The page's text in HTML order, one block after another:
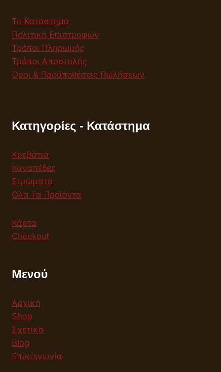
Το Κατάστημα
Πολιτική Επιστροφών
Τρόποι Πληρωμής
Τρόποι Αποστολής
Όροι & Προϋποθέσεις Πωλήσεων
Κατηγορίες - Κατάστημα
Κρεβάτια
Καναπέδες
Στρώματα
Ολα Τα Προϊόντα
Κάρτα
Checkout
Μενού
Αρχική
Shop
Σχετικά
Blog
Επικοινωνία